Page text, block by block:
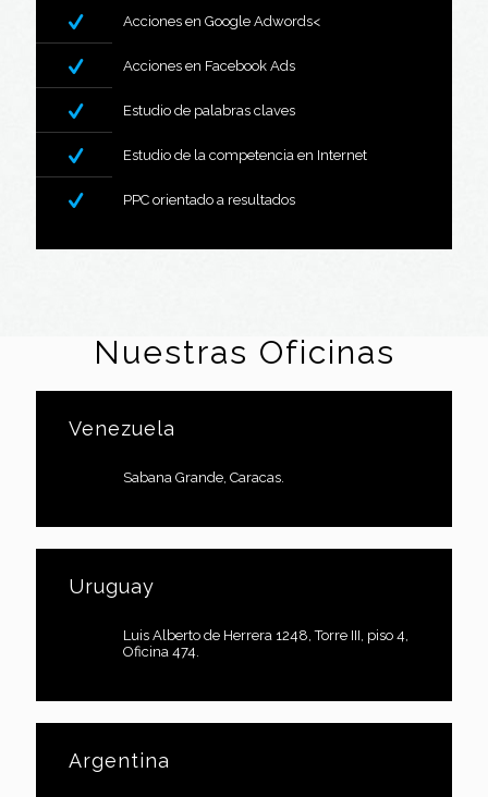
Acciones en Google Adwords<
Acciones en Facebook Ads
Estudio de palabras claves
Estudio de la competencia en Internet
PPC orientado a resultados
Nuestras Oficinas
Venezuela
Sabana Grande, Caracas.
Uruguay
Luis Alberto de Herrera 1248, Torre III, piso 4,
Oficina 474.
Argentina